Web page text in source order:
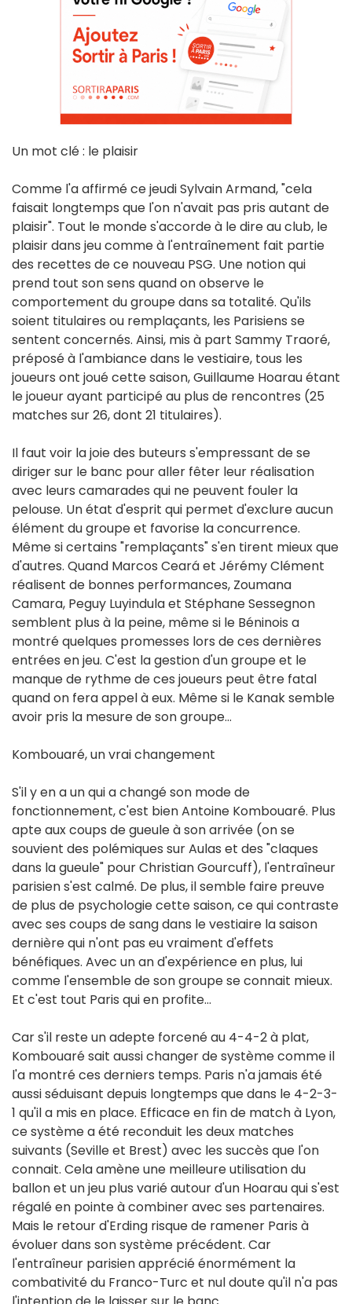
Un mot clé : le plaisir
Comme l'a affirmé ce jeudi Sylvain Armand, "cela
faisait longtemps que l'on n'avait pas pris autant de
plaisir". Tout le monde s'accorde à le dire au club, le
plaisir dans jeu comme à l'entraînement fait partie
des recettes de ce nouveau PSG. Une notion qui
prend tout son sens quand on observe le
comportement du groupe dans sa totalité. Qu'ils
soient titulaires ou remplaçants, les Parisiens se
sentent concernés. Ainsi, mis à part Sammy Traoré,
préposé à l'ambiance dans le vestiaire, tous les
joueurs ont joué cette saison, Guillaume Hoarau étant
le joueur ayant participé au plus de rencontres (25
matches sur 26, dont 21 titulaires).
Il faut voir la joie des buteurs s'empressant de se
diriger sur le banc pour aller fêter leur réalisation
avec leurs camarades qui ne peuvent fouler la
pelouse. Un état d'esprit qui permet d'exclure aucun
élément du groupe et favorise la concurrence.
Même si certains "remplaçants" s'en tirent mieux que
d'autres. Quand Marcos Ceará et Jérémy Clément
réalisent de bonnes performances, Zoumana
Camara, Peguy Luyindula et Stéphane Sessegnon
semblent plus à la peine, même si le Béninois a
montré quelques promesses lors de ces dernières
entrées en jeu. C'est la gestion d'un groupe et le
manque de rythme de ces joueurs peut être fatal
quand on fera appel à eux. Même si le Kanak semble
avoir pris la mesure de son groupe…
Kombouaré, un vrai changement
S'il y en a un qui a changé son mode de
fonctionnement, c'est bien Antoine Kombouaré. Plus
apte aux coups de gueule à son arrivée (on se
souvient des polémiques sur Aulas et des "claques
dans la gueule" pour Christian Gourcuff), l'entraîneur
parisien s'est calmé. De plus, il semble faire preuve
de plus de psychologie cette saison, ce qui contraste
avec ses coups de sang dans le vestiaire la saison
dernière qui n'ont pas eu vraiment d'effets
bénéfiques. Avec un an d'expérience en plus, lui
comme l'ensemble de son groupe se connait mieux.
Et c'est tout Paris qui en profite…
Car s'il reste un adepte forcené au 4-4-2 à plat,
Kombouaré sait aussi changer de système comme il
l'a montré ces derniers temps. Paris n'a jamais été
aussi séduisant depuis longtemps que dans le 4-2-3-
1 qu'il a mis en place. Efficace en fin de match à Lyon,
ce système a été reconduit les deux matches
suivants (Seville et Brest) avec les succès que l'on
connait. Cela amène une meilleure utilisation du
ballon et un jeu plus varié autour d'un Hoarau qui s'est
régalé en pointe à combiner avec ses partenaires.
Mais le retour d'Erding risque de ramener Paris à
évoluer dans son système précédent. Car
l'entraîneur parisien apprécié énormément la
combativité du Franco-Turc et nul doute qu'il n'a pas